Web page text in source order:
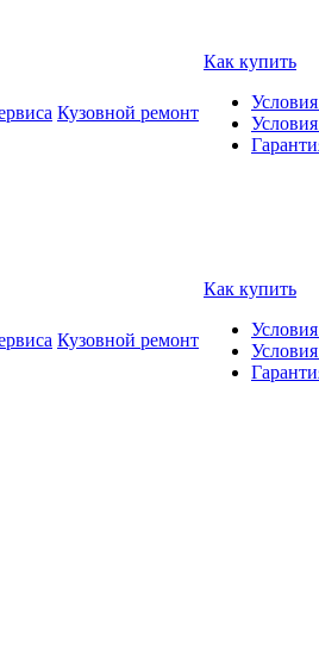
Кузовной ремонт
Как купить
Кузовной ремонт
Как купить